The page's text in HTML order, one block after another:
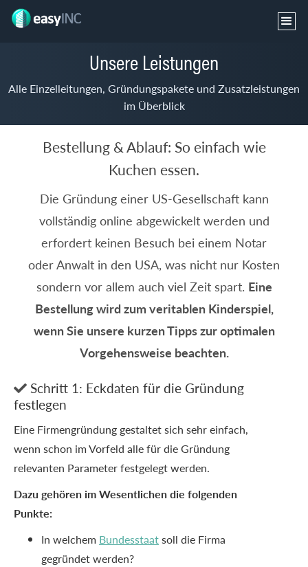
Unsere Leistungen
Alle Einzelleitungen, Gründungspakete und Zusatzleistungen
im Überblick
Bestellung & Ablauf: So einfach wie
Kuchen essen.
Die Gründung einer US-Gesellschaft kann
vollständig online abgewickelt werden und
erfordert keinen Besuch bei einem Notar
oder Anwalt in den USA, was nicht nur Kosten
sondern vor allem auch viel Zeit spart. Eine
Bestellung wird zum veritablen Kinderspiel,
wenn Sie unsere kurzen Tipps zur optimalen
Vorgehensweise beachten.
 Schritt 1: Eckdaten für die Gründung
festlegen
Eine Firmengründung gestaltet sich sehr einfach,
wenn schon im Vorfeld alle für die Gründung
relevanten Parameter festgelegt werden.
Dazu gehören im Wesentlichen die folgenden
Punkte:
In welchem Bundesstaatsoll die Firma
gegründet werden?